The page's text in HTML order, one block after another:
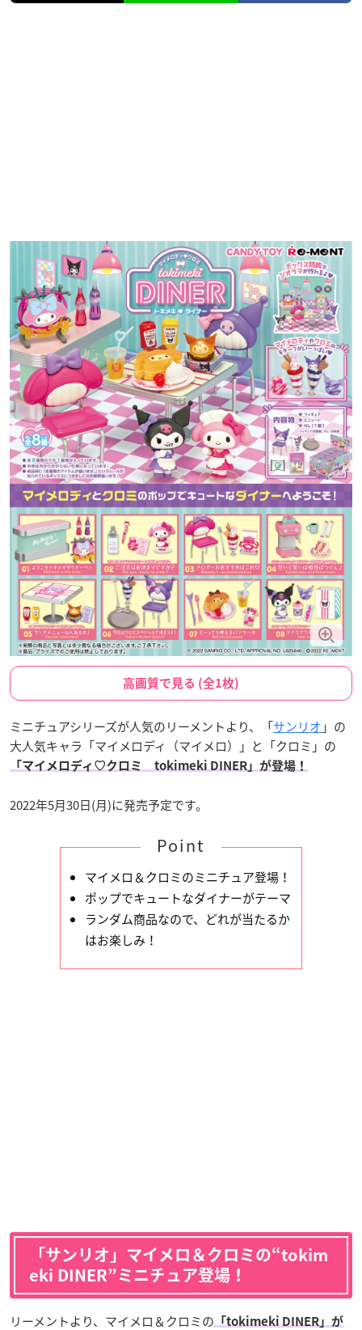
高画質で見る (全1枚)
ミニチュアシリーズが人気のリーメントより、「サンリオ 」の
大人気キャラ「マイメロディ（マイメロ）」と「クロミ」の
「マイメロディ♡クロミ tokimeki DINER」が登場！
2022年5月30日(月)に発売予定です。
Point
マイメロ＆クロミのミニチュア登場！
ポップでキュートなダイナーがテーマ
ランダム商品なので、どれが当たるか
はお楽しみ！
「サンリオ」マイメロ＆クロミの“tokim
eki DINER”ミニチュア登場！
リーメントより、マイメロ＆クロミの 「tokimeki DINER」が